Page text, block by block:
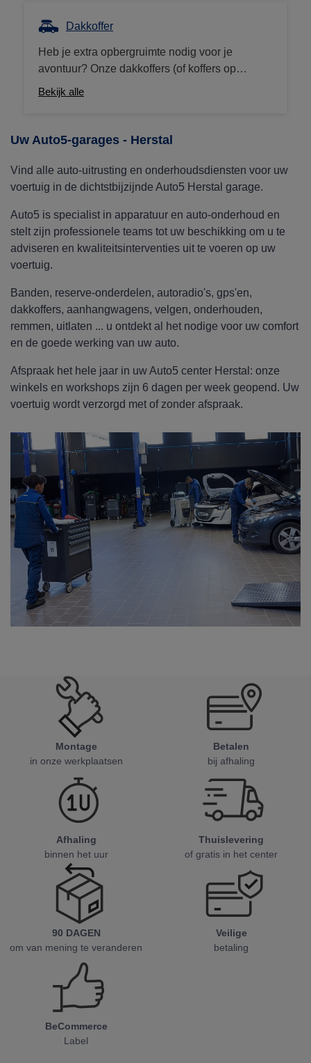
concurrerende prijzen.
Dakkoffer
Heb je extra opbergruimte nodig voor je
avontuur? Onze dakkoffers (of koffers op
trekhaken) zijn de ideale oplossing! We bieden
gratis montage in het center!
Bekijk alle
Uw Auto5-garages - Herstal
Vind alle auto-uitrusting en onderhoudsdiensten voor uw
voertuig in de dichtstbijzijnde Auto5 Herstal garage.
Auto5 is specialist in apparatuur en auto-onderhoud en
stelt zijn professionele teams tot uw beschikking om u te
adviseren en kwaliteitsinterventies uit te voeren op uw
voertuig.
Banden, reserve-onderdelen, autoradio's, gps'en,
dakkoffers, aanhangwagens, velgen, onderhouden,
remmen, uitlaten ... u ontdekt al het nodige voor uw comfort
en de goede werking van uw auto.
Afspraak het hele jaar in uw Auto5 center Herstal: onze
winkels en workshops zijn 6 dagen per week geopend. Uw
voertuig wordt verzorgd met of zonder afspraak.
Montage
in onze werkplaatsen
Betalen
bij afhaling
Afhaling
binnen het uur
Thuislevering
of gratis in het center
90 DAGEN
om van mening te veranderen
Veilige
betaling
BeCommerce
Label